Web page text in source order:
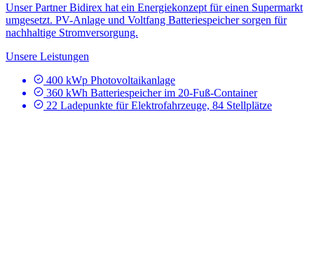
Unser Partner Bidirex hat ein Energiekonzept für einen Supermarkt
umgesetzt. PV-Anlage und Voltfang Batteriespeicher sorgen für
nachhaltige Stromversorgung.
Unsere Leistungen
400 kWp Photovoltaikanlage
360 kWh Batteriespeicher im 20-Fuß-Container
22 Ladepunkte für Elektrofahrzeuge, 84 Stellplätze